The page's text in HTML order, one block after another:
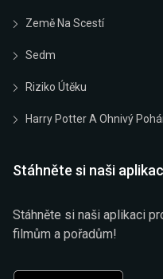
Země Na Scestí
Sedm
Riziko Útěku
Harry Potter A Ohnivý
Stáhněte si naši
Stáhněte si naši aplikaci
filmům a pořadům!